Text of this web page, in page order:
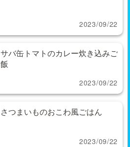
2023/09/22
サバ缶トマトのカレー炊き込みご
飯
2023/09/22
さつまいものおこわ風ごはん
2023/09/22